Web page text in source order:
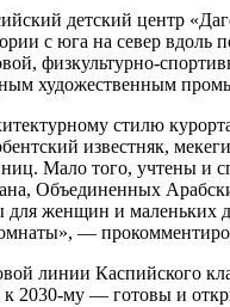
детский центр
с юга на север вдоль
физкультурно-
художественным
стилю
известняк,
Мало того, учтены и
Объединенных
женщин и маленьких
—
линии Каспийского
2030-му — готовы и